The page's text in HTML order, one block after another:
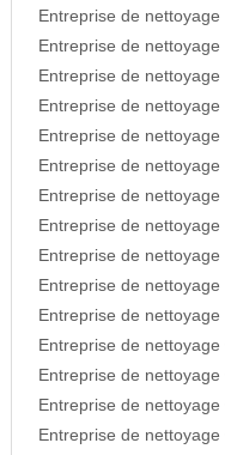
Entreprise de
Entreprise de
Entreprise de
Entreprise de
Entreprise de
Entreprise de
Entreprise de
Entreprise de
Entreprise de
Entreprise de
Entreprise de
Entreprise de
Entreprise de
Entreprise de
Entreprise de